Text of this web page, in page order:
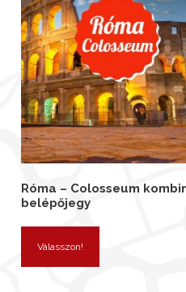
Róma – Colosseum
belépőjegy
Válasszon!